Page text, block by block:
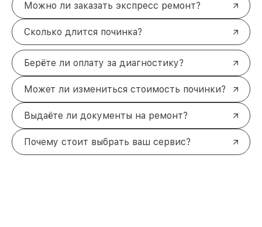
Можно ли заказать экспресс ремонт?
Сколько длится починка?
Берёте ли оплату за диагностику?
Может ли измениться стоимость починки?
Выдаёте ли документы на ремонт?
Почему стоит выбрать ваш сервис?